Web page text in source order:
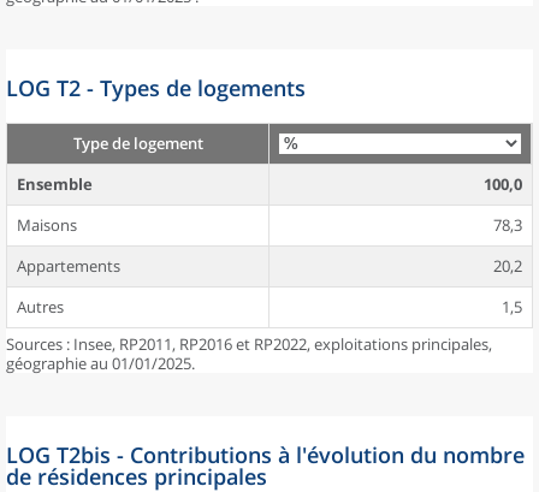
LOG T2 - Types de logements
Type de logement
Ensemble
100,0
Maisons
78,3
Appartements
20,2
Autres
1,5
Sources : Insee, RP2011, RP2016 et RP2022, exploitations principales,
géographie au 01/01/2025.
LOG T2bis - Contributions à l'évolution du nombre
de résidences principales